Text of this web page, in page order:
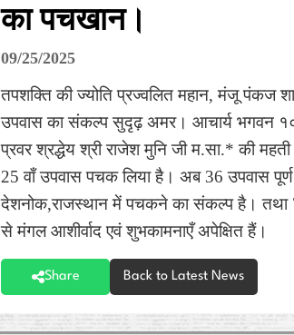
का पचखान।
09/25/2025
तपशक्ति की ज्योति प्रज्वलित महान, मंजू पंकज
उपवास का संकल्प सुदृढ़ अमर। आचार्य भगवन
प्रवर श्रद्धेय श्री राजेश मुनि जी म.सा.* की
25 वाँ उपवास पचक लिया है। अब 36 उपवास
देशनोक,राजस्थान में पचकने का संकल्प है। तथा
से मंगल आशीर्वाद एवं शुभकामनाएँ अपेक्षित हैं।
Share Back to Latest News